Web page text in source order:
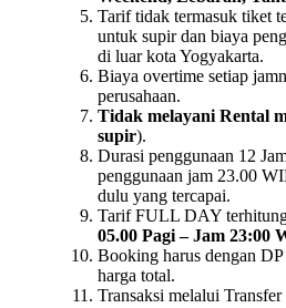
Tarif tidak termasuk tiket
untuk supir dan biaya
di luar kota Yogyakarta.
Biaya overtime setiap
perusahaan.
Tidak melayani Rental
supir).
Durasi penggunaan 12
penggunaan jam 23.00
dulu yang tercapai.
Tarif FULL DAY
05.00 Pagi – Jam 23:00
Booking harus dengan DP
harga total.
Transaksi melalui